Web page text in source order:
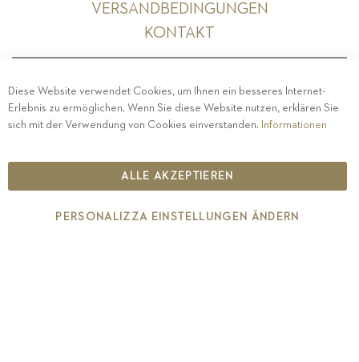
VERSANDBEDINGUNGEN
KONTAKT
PRIVACY-IMPRESSUM- COOKIE POLICY-
ETHISCHER KODEX
IT00126670215
Diese Website verwendet Cookies, um Ihnen ein besseres Internet-
Erlebnis zu ermöglichen. Wenn Sie diese Website nutzen, erklären Sie
sich mit der Verwendung von Cookies einverstanden. Informationen
ALLE AKZEPTIEREN
PERSONALIZZA EINSTELLUNGEN ÄNDERN